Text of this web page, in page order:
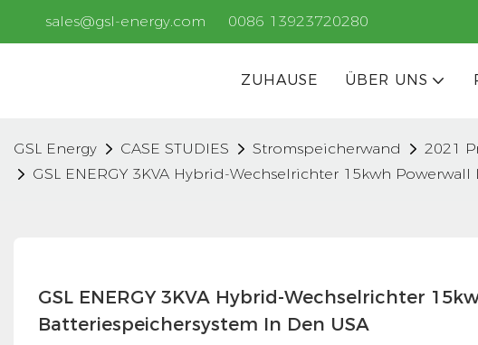
sales@gsl-energy.com 0086 13923720280
ZUHAUSE ÜBER UNS
GSL Energy CASE STUDIES Stromspeicherwand
2021
GSL ENERGY 3KVA Hybrid-Wechselrichter 15kwh
GSL ENERGY 3KVA Hybrid-Wechselrichter
Batteriespeichersystem In Den USA